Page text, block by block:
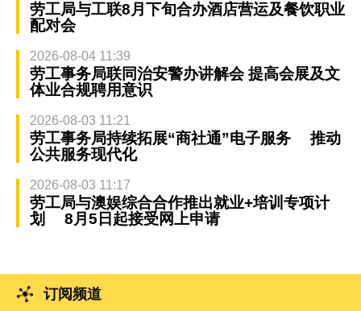
劳工局与工联8月下旬合办酒店营运及餐饮职业
配对会
2026-08-04 11:39
劳工事务局联同治安警办讲解会 提高会展及文
体业合规聘用意识
2026-08-03 11:21
劳工事务局持续拓展“商社通”电子服务 推动
公共服务现代化
2026-08-03 11:17
劳工局与澳娱综合合作推出就业+培训专项计
划 8月5日起接受网上申请
订阅频道